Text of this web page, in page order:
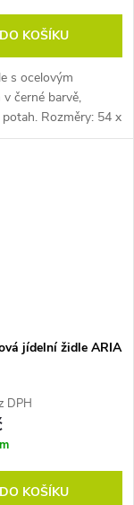
DO KOŠÍKU
s ocelovým
černé barvě,
Rozměry: 54 x
(h x š x v). Sedák z
jídelní židle ARIA
DPH
DO KOŠÍKU